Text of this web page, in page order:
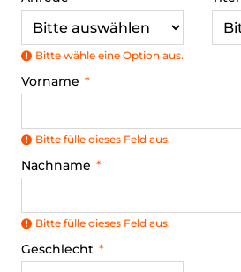
Bitte wähle eine Option aus.
Vorname
Bitte fülle dieses Feld aus.
Nachname
Bitte fülle dieses Feld aus.
Geschlecht